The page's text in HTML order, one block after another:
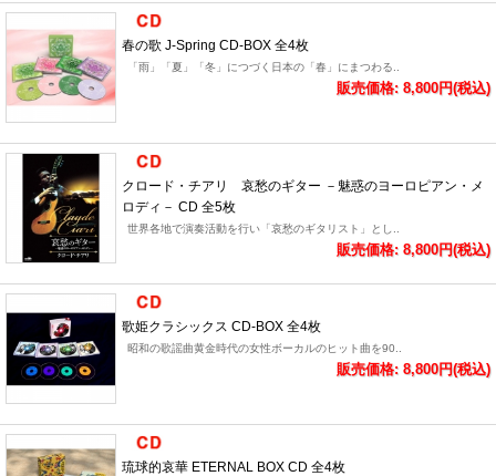
春の歌 J-Spring CD-BOX 全4枚
「雨」「夏」「冬」につづく日本の「春」にまつわる..
販売価格: 8,800円(税込)
クロード・チアリ 哀愁のギター －魅惑のヨーロピアン・メ
ロディ－ CD 全5枚
世界各地で演奏活動を行い「哀愁のギタリスト」とし..
販売価格: 8,800円(税込)
歌姫クラシックス CD-BOX 全4枚
昭和の歌謡曲黄金時代の女性ボーカルのヒット曲を90..
販売価格: 8,800円(税込)
琉球的哀華 ETERNAL BOX CD 全4枚